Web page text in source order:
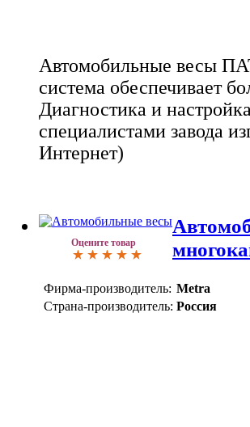
Автомобильные весы
система обеспечивает
Диагностика и
специалистами завода
Интернет)
Оцените товар
Фирма-производитель: Metra
Страна-производитель: Россия